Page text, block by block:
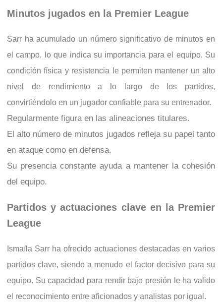
Minutos jugados en la Premier League
Sarr ha acumulado un número significativo de minutos en
el campo, lo que indica su importancia para el equipo. Su
condición física y resistencia le permiten mantener un alto
nivel de rendimiento a lo largo de los partidos,
convirtiéndolo en un jugador confiable para su entrenador.
Regularmente figura en las alineaciones titulares.
El alto número de minutos jugados refleja su papel tanto
en ataque como en defensa.
Su presencia constante ayuda a mantener la cohesión
del equipo.
Partidos y actuaciones clave en la Premier
League
Ismaïla Sarr ha ofrecido actuaciones destacadas en varios
partidos clave, siendo a menudo el factor decisivo para su
equipo. Su capacidad para rendir bajo presión le ha valido
el reconocimiento entre aficionados y analistas por igual.